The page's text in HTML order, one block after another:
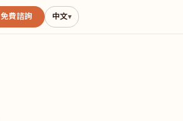
免費諮詢 中文▾